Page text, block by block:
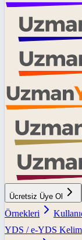
Ücretsiz Üye Ol
Örnekleri
YDS / e-YDS